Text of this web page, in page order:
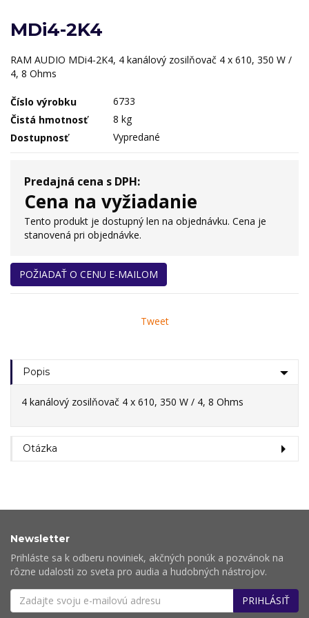
MDi4-2K4
RAM AUDIO MDi4-2K4, 4 kanálový zosilňovač 4 x 610, 350 W /
4, 8 Ohms
Číslo výrobku
6733
Čistá hmotnosť
8 kg
Dostupnosť
Vypredané
Predajná cena s DPH:
Cena na vyžiadanie
Tento produkt je dostupný len na objednávku. Cena je
stanovená pri objednávke.
POŽIADAŤ O CENU E-MAILOM
Tweet
Popis
4 kanálový zosilňovač 4 x 610, 350 W / 4, 8 Ohms
Otázka
Newsletter
Prihláste sa k odberu noviniek, akčných ponúk a pozvánok na
rôzne udalosti zo sveta pro audia a hudobných nástrojov.
PRIHLÁSIŤ